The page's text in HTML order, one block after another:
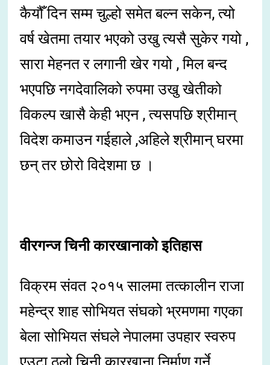
कैयौँ दिन सम्म चुल्हो समेत बल्न सकेन, त्यो
वर्ष खेतमा तयार भएको उखु त्यसै सुकेर गयो ,
सारा मेहनत र लगानी खेर गयो , मिल बन्द
भएपछि नगदेवालिको रुपमा उखु खेतीको
विकल्प खासै केही भएन , त्यसपछि श्रीमान्
विदेश कमाउन गईहाले ,अहिले श्रीमान् घरमा
छन् तर छोरो विदेशमा छ ।
वीरगन्ज चिनी कारखानाको इतिहास
विक्रम संवत २०१५ सालमा तत्कालीन राजा
महेन्द्र शाह सोभियत संघको भ्रमणमा गएका
बेला सोभियत संघले नेपालमा उपहार स्वरुप